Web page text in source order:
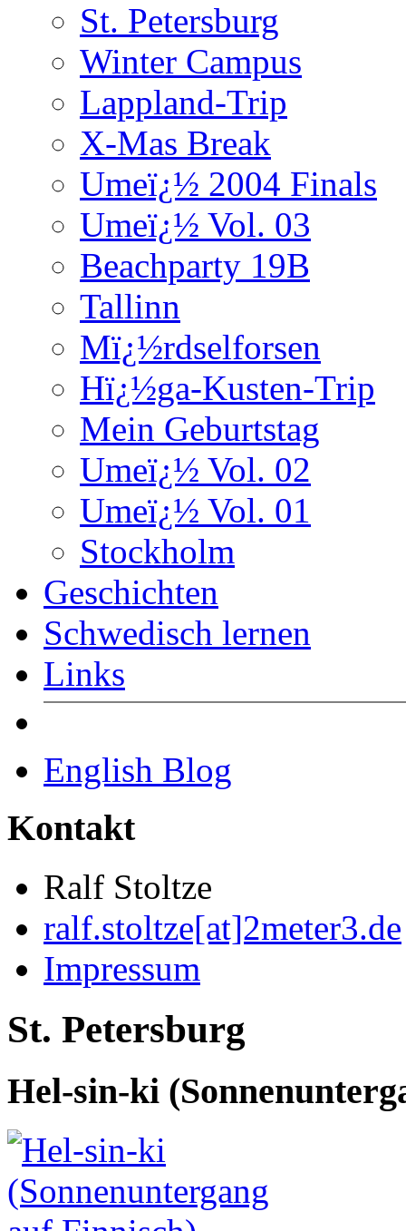
St. Petersburg
Winter Campus
Lappland-Trip
X-Mas Break
Umeï¿½ 2004 Finals
Umeï¿½ Vol. 03
Beachparty 19B
Tallinn
Mï¿½rdselforsen
Hï¿½ga-Kusten-Trip
Mein Geburtstag
Umeï¿½ Vol. 02
Umeï¿½ Vol. 01
Stockholm
Geschichten
Schwedisch lernen
Links
English Blog
Kontakt
Ralf Stoltze
ralf.stoltze[at]2meter3.de
Impressum
St. Petersburg
Hel-sin-ki